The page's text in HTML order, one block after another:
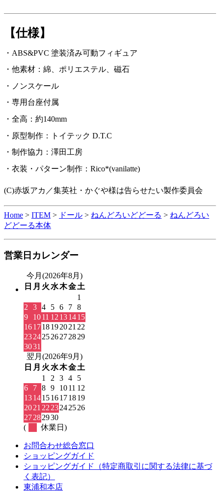
【仕様】
ABS&PVC 塗装済み可動フィギュア
他素材：綿、ポリエステル、磁石
ノンスケール
専用台座付属
全高：約140mm
原型制作：トイテック D.T.C
制作協力：澤田工房
衣装・パターン制作：Rico*(vanilatte)
(C)赤坂アカ／集英社・かぐや様は告らせたい製作委員会
Home > ITEM > ドール > ねんどろいどどーる > ねんどろい
どどーる本体
営業日カレンダー
今月(2026年8月)
日 月 火 水木金土
1
2
3 4 5 6 7 8
9
1011 12 131415
161718192021 22
23242526272829
3031
翌月(2026年9月)
日 月 火 水木金土
1
2 3 4
5
6
7 8 9 1011 12
13141516171819
2021 22 23242526
27282930
(
休業日)
お問合わせ総合窓口
ショッピングガイド
ショッピングガイド（特定商取引に関する法律に基づ
く表記）
東浦和本店